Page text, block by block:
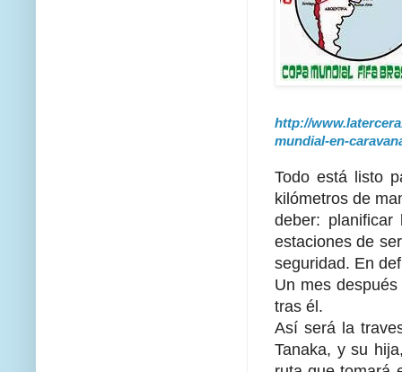
http://
mundial-en-
Todo está listo
kilómetros de
deber:
estaciones de
seguridad. En
Un mes
tras él.
Así será la
Tanaka, y su